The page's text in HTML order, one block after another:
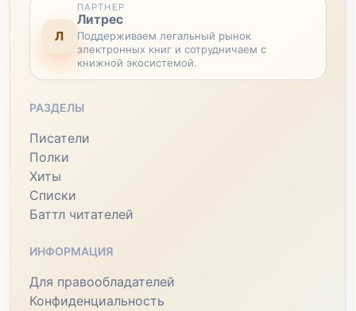
Л
ПАРТНЕР
Литрес
Поддерживаем легальный рынок
электронных книг и сотрудничаем с
книжной экосистемой.
РАЗДЕЛЫ
Писатели
Полки
Хиты
Списки
Баттл читателей
ИНФОРМАЦИЯ
Для правообладателей
Конфиденциальность